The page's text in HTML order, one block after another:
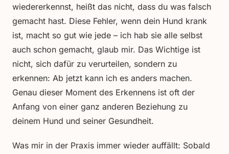
wiedererkennst, heißt das nicht, dass du was falsch
gemacht hast. Diese Fehler, wenn dein Hund krank
ist, macht so gut wie jede – ich hab sie alle selbst
auch schon gemacht, glaub mir. Das Wichtige ist
nicht, sich dafür zu verurteilen, sondern zu
erkennen: Ab jetzt kann ich es anders machen.
Genau dieser Moment des Erkennens ist oft der
Anfang von einer ganz anderen Beziehung zu
deinem Hund und seiner Gesundheit.
Was mir in der Praxis immer wieder auffällt: Sobald